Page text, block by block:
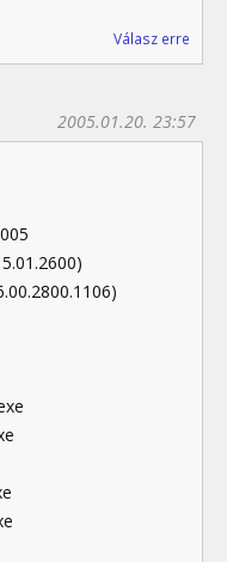
Válasz erre
2005.01.20. 23:57